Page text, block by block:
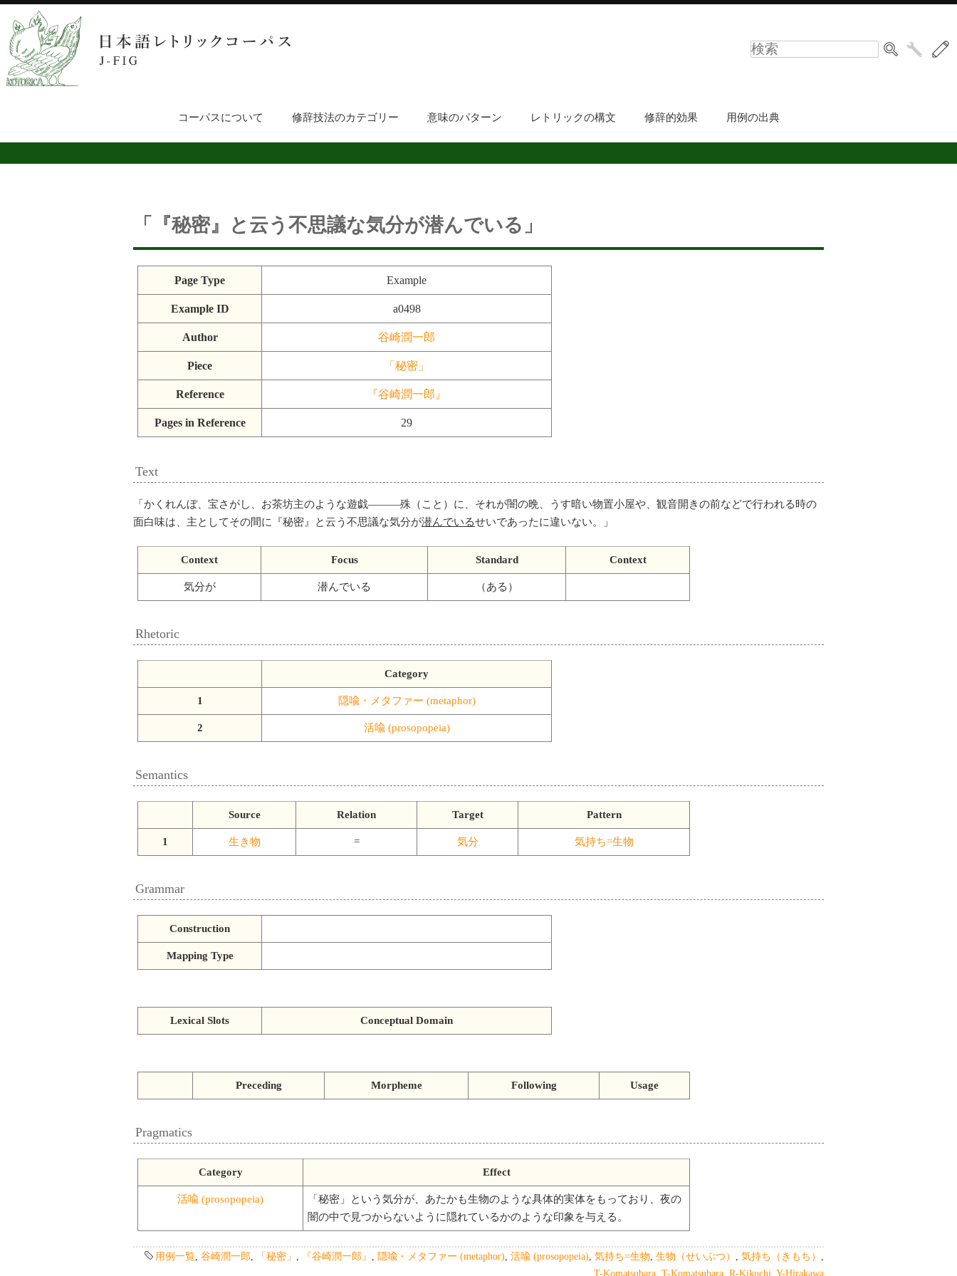
コーパスについて 修辞技法のカテゴリー 意味のパターン レトリックの構文 修辞的効果 用例の出典
「『秘密』と云う不思議な気分が潜んでいる」
Page Type Example
Example ID a0498
Author 谷崎潤一郎
Piece 「秘密」
Reference 『谷崎潤一郎』
Pages in Reference 29
Text
「 かくれんぼ、宝さがし、お茶坊主のような遊戯———殊（こと）に、それが闇の晩、うす暗い物置小屋や、観音開きの前などで行われる時の
面白味は、主としてその間に『秘密』と云う不思議な気分が潜んでいるせいであったに違いない。 」
Context Focus Standard Context
気分が 潜んでいる （ある）
Rhetoric
Category
1 隠喩・メタファー (metaphor)
2 活喩 (prosopopeia)
Semantics
Source Relation Target Pattern
1 生き物 = 気分 気持ち=生物
Grammar
Construction
Mapping Type
Lexical Slots Conceptual Domain
Preceding Morpheme Following Usage
Pragmatics
Category Effect
活喩 (prosopopeia)
「秘密」という気分が、あたかも生物のような具体的実体をもっており、夜の
闇の中で見つからないように隠れているかのような印象を与える。
用例一覧 谷崎潤一郎 「秘密」 『谷崎潤一郎』 隠喩・メタファー (metaphor) 活喩 (prosopopeia) 気持ち=生物 生物（せいぶつ） 気持ち（きもち）
T-Komatsubara T-Komatsubara R-Kikuchi Y-Hirakawa